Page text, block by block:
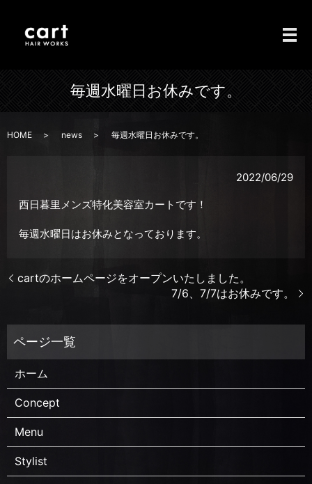
メ
毎週水曜日お休みです。
HOME news 毎週水曜日お休みです。
2022/06/29
西日暮里メンズ特化美容室カートです！
毎週水曜日はお休みとなっております。
cartのホームページをオープンいたしました。
7/6、7/7はお休みです。
ホーム
Concept
Menu
Stylist